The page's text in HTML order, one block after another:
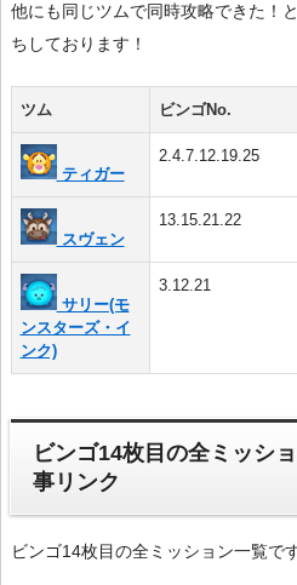
他にも同じツムで同時攻略できた！
ちしております！
ツム ビンゴNo.
ティガー
2.4.7.12.19.25
スヴェン
13.15.21.22
サリー(モ
ンスターズ・イ
ンク)
3.12.21
ビンゴ14枚目の全ミッシ
事リンク
ビンゴ14枚目の全ミッション一覧です